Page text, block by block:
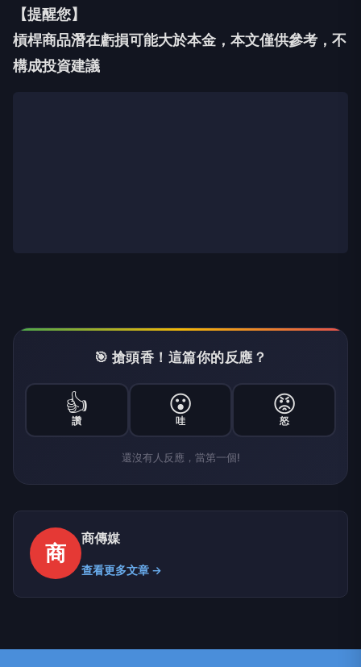
【提醒您】
槓桿商品潛在虧損可能大於本金，本文僅供參考，不
構成投資建議
🎯 搶頭香！這篇你的反應？
👍
讚
😮
哇
😡
怒
還沒有人反應，當第一個!
商
商傳媒
查看更多文章 →